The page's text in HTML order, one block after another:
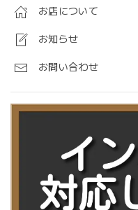
お店について
お知らせ
お問い合わせ